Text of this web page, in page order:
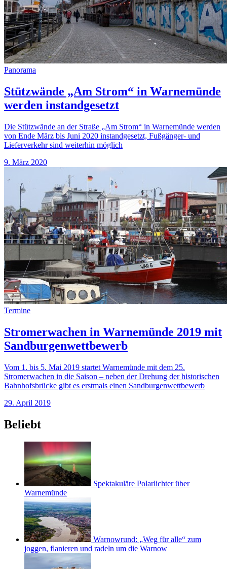
Panorama
Stützwände „Am Strom“ in Warnemünde
werden instandgesetzt
Die Stützwände an der Straße „Am Strom“ in Warnemünde werden
von Ende März bis Juni 2020 instandgesetzt, Fußgänger- und
Lieferverkehr sind weiterhin möglich
9. März 2020
Termine
Stromerwachen in Warnemünde 2019 mit
Sandburgenwettbewerb
Vom 1. bis 5. Mai 2019 startet Warnemünde mit dem 25.
Stromerwachen in die Saison – neben der Drehung der historischen
Bahnhofsbrücke gibt es erstmals einen Sandburgenwettbewerb
29. April 2019
Beliebt
Spektakuläre Polarlichter über
Warnemünde
Warnowrund: „Weg für alle“ zum
joggen, flanieren und radeln um die Warnow